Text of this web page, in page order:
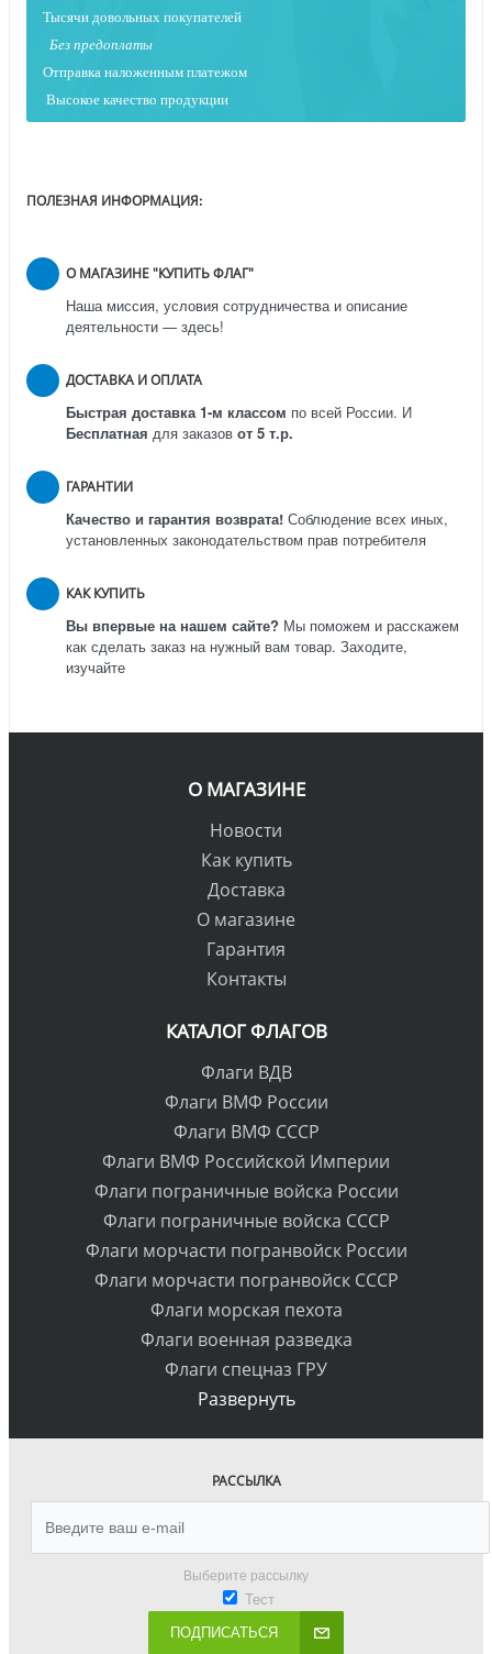
Тысячи довольных покупателей
Без предоплаты
Отправка наложенным платежом
Высокое качество продукции
ПОЛЕЗНАЯ ИНФОРМАЦИЯ:
О МАГАЗИНЕ "КУПИТЬ ФЛАГ"
Наша миссия, условия сотрудничества и описание
деятельности — здесь!
ДОСТАВКА И ОПЛАТА
Быстрая доставка 1-м классом по всей России. И
Бесплатная для заказов от 5 т.р.
ГАРАНТИИ
Качество и гарантия возврата! Соблюдение всех иных,
установленных законодательством прав потребителя
КАК КУПИТЬ
Вы впервые на нашем сайте? Мы поможем и расскажем
как сделать заказ на нужный вам товар. Заходите,
изучайте
О МАГАЗИНЕ
Новости
Как купить
Доставка
О магазине
Гарантия
Контакты
КАТАЛОГ ФЛАГОВ
Флаги ВДВ
Флаги ВМФ России
Флаги ВМФ СССР
Флаги ВМФ Российской Империи
Флаги пограничные войска России
Флаги пограничные войска СССР
Флаги морчасти погранвойск России
Флаги морчасти погранвойск СССР
Флаги морская пехота
Флаги военная разведка
Флаги спецназ ГРУ
Развернуть
РАССЫЛКА
Выберите рассылку
Тест
ПОДПИСАТЬСЯ